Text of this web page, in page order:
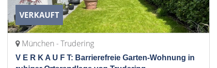
VERKAUFT
München - Trudering
V E R K A U F T: Barrierefreie Garten-Wohnung in